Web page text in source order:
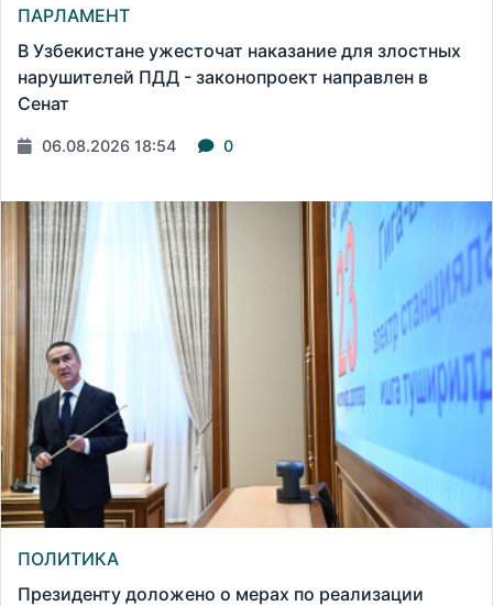
ПАРЛАМЕНТ
В Узбекистане ужесточат наказание для злостных
нарушителей ПДД - законопроект направлен в
Сенат
06.08.2026 18:54 0
ПОЛИТИКА
Президенту доложено о мерах по реализации